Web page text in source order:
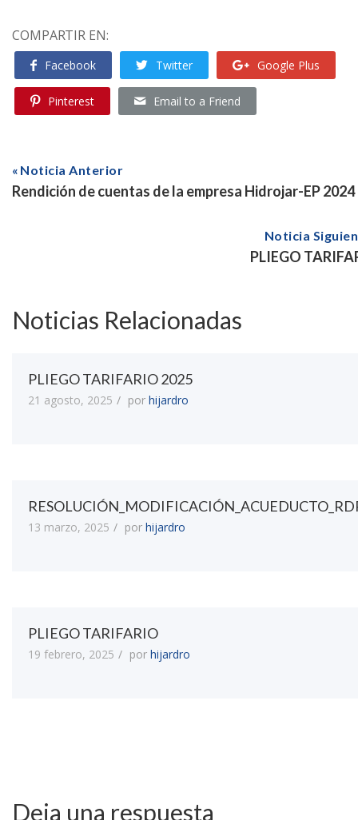
COMPARTIR EN:
Facebook Twitter Google Plus
Pinterest Email to a Friend
Noticia Anterior
Rendición de cuentas de la empresa Hidrojar-EP 2024
Noticia
PLIEGO
Noticias Relacionadas
PLIEGO TARIFARIO 2025
21 agosto, 2025 por hijardro
13 marzo, 2025 por hijardro
PLIEGO TARIFARIO
19 febrero, 2025 por hijardro
Deja una respuesta